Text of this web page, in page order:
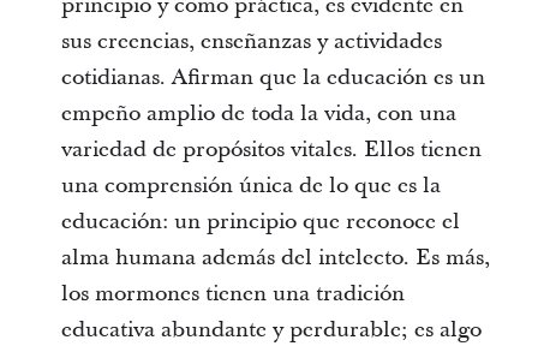
sus creencias, enseñanzas y actividades
cotidianas. Afirman que la educación es un
empeño amplio de toda la vida, con una
variedad de propósitos vitales. Ellos tienen
una comprensión única de lo que es la
educación: un principio que reconoce el
alma humana además del intelecto. Es más,
los mormones tienen una tradición
educativa abundante y perdurable; es algo